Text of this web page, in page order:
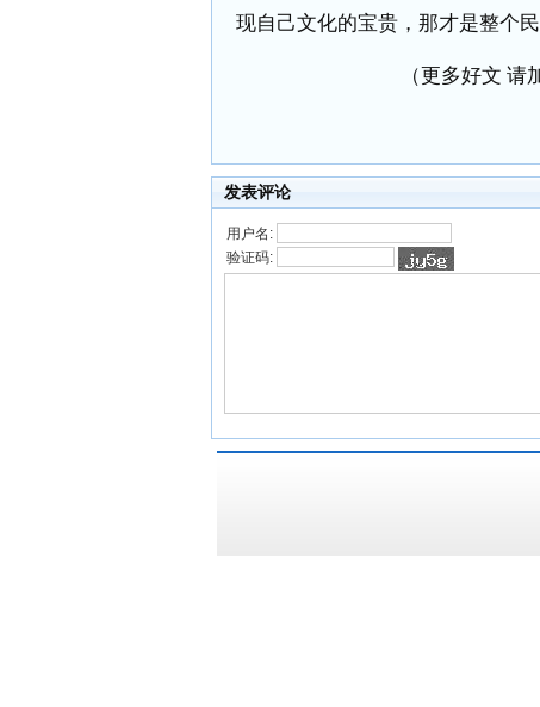
现自己文化的宝贵，那才是整个民
（更多好文 请
发表评论
用户名:
验证码: